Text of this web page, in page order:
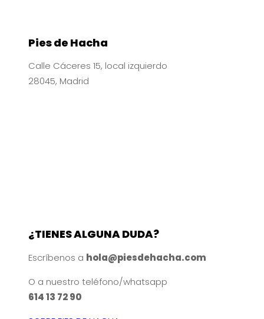
Pies de Hacha
Calle Cáceres 15, local izquierdo
28045, Madrid
¿TIENES ALGUNA DUDA?
Escríbenos a hola@piesdehacha.com
O a nuestro teléfono/whatsapp
614 13 72 90